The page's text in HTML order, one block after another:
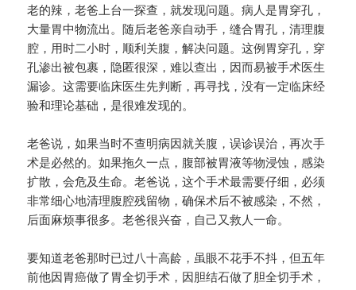
老的辣，老爸上台一探查，就发现问题。病人是胃穿孔，
大量胃中物流出。随后老爸亲自动手，缝合胃孔，清理腹
腔，用时二小时，顺利关腹，解决问题。这例胃穿孔，穿
孔渗出被包裹，隐匿很深，难以查出，因而易被手术医生
漏诊。这需要临床医生先判断，再寻找，没有一定临床经
验和理论基础，是很难发现的。
老爸说，如果当时不查明病因就关腹，误诊误治，再次手
术是必然的。如果拖久一点，腹部被胃液等物浸蚀，感染
扩散，会危及生命。老爸说，这个手术最需要仔细，必须
非常细心地清理腹腔残留物，确保术后不被感染，不然，
后面麻烦事很多。老爸很兴奋，自己又救人一命。
要知道老爸那时已过八十高龄，虽眼不花手不抖，但五年
前他因胃癌做了胃全切手术，因胆结石做了胆全切手术，